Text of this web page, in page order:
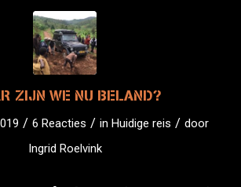
ZIJN WE NU BELAND?
/ 6 Reacties / inHuidige reis / door
Ingrid Roelvink